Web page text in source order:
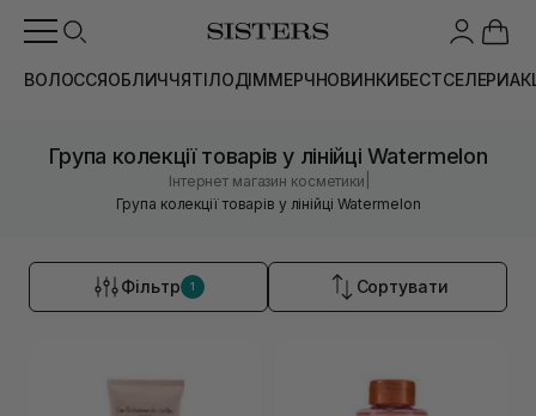
ВОЛОССЯОБЛИЧЧЯТІЛОДІММЕРЧНОВИНКИБЕСТСЕЛЕРИ
Група колекції товарів у лінійці Watermelon
Інтернет магазин косметики
Група колекції товарів у лінійці Watermelon
Фільтр 1 Сортувати